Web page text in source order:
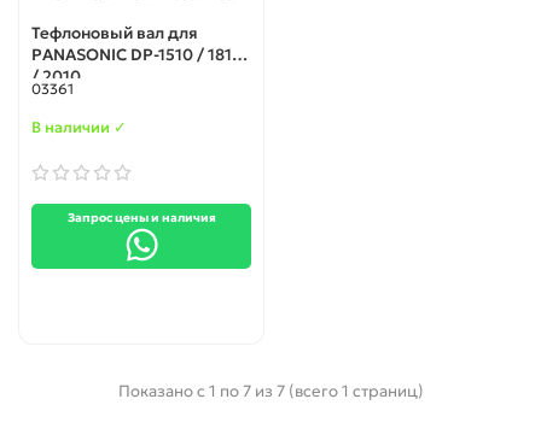
Тефлоновый вал для
PANASONIC DP-1510 / 1810
/ 2010
03361
В наличии ✓
Запрос цены и наличия
Показано с 1 по 7 из 7 (всего 1 страниц)